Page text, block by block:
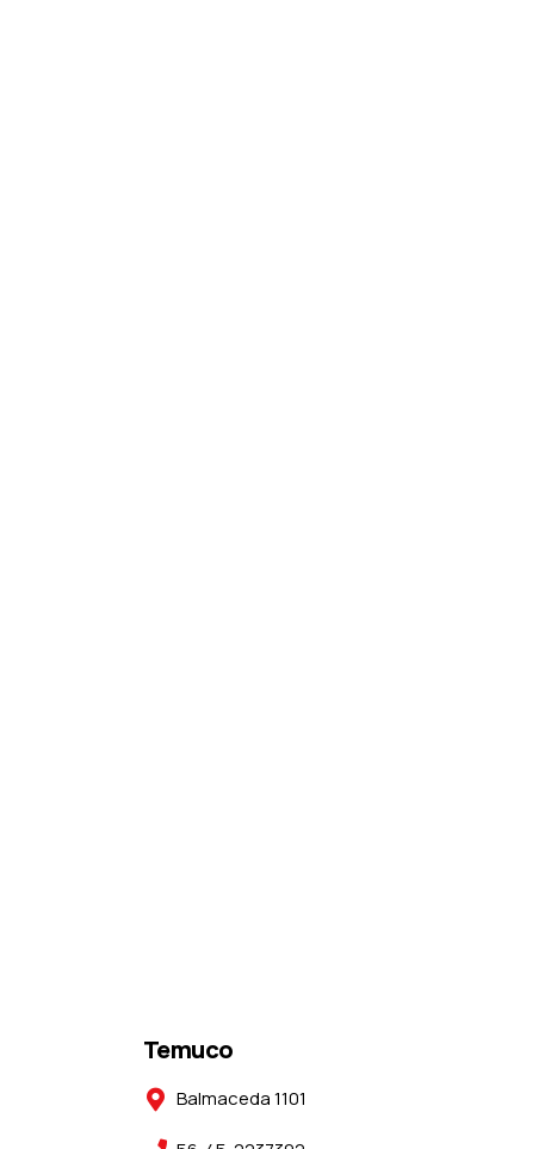
Temuco
Balmaceda 1101